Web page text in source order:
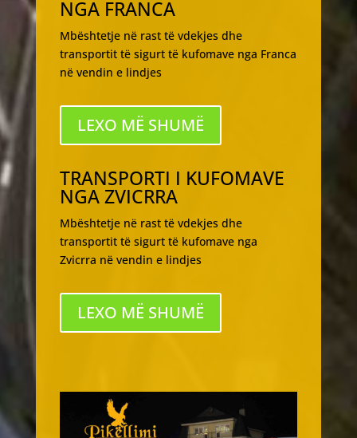
NGA FRANCA
Mbështetje në rast të vdekjes dhe
transportit të sigurt të kufomave nga Franca
në vendin e lindjes
LEXO MË SHUMË
TRANSPORTI I KUFOMAVE
NGA ZVICRRA
Mbështetje në rast të vdekjes dhe
transportit të sigurt të kufomave nga
Zvicrra në vendin e lindjes
LEXO MË SHUMË